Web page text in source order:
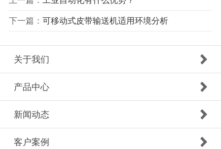
下一篇： 可移动式皮带输送机适用环境分析
关于我们
产品中心
新闻动态
客户案例